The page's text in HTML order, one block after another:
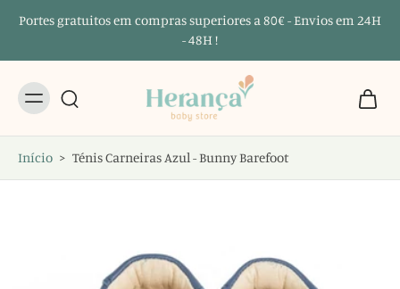
Portes gratuitos em compras superiores a 80€ - Envios em 24H
- 48H !
Início > Ténis Carneiras Azul - Bunny Barefoot